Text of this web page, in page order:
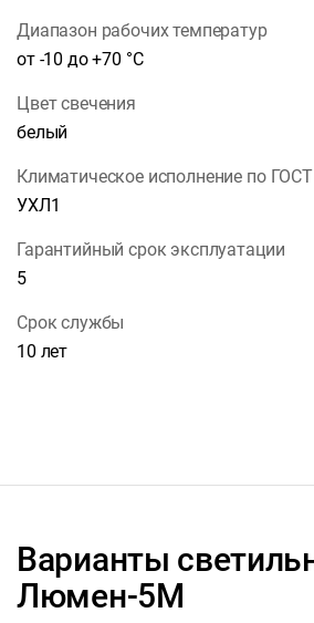
Диапазон рабочих температур
от -10 до +70 °С
Цвет свечения
белый
Климатическое исполнение по
УХЛ1
Гарантийный срок эксплуатации
5
Срок службы
10 лет
Варианты
Люмен-5М